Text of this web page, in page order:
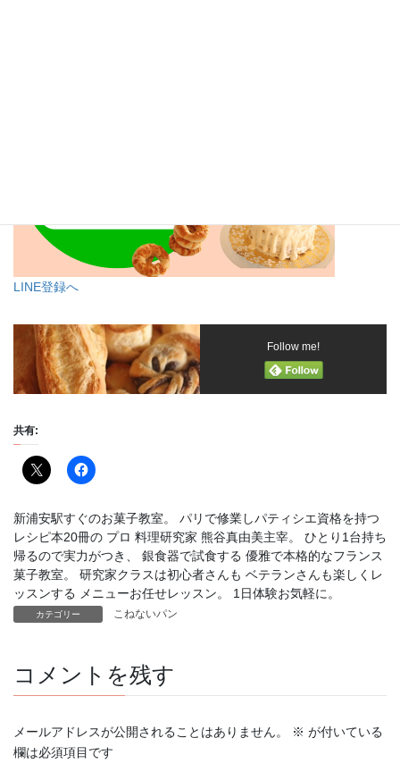
LINE登録へ
Follow me!
共有:
新浦安駅すぐのお菓子教室。 パリで修業しパティシエ資格を持つ
レシピ本20冊の プロ 料理研究家 熊谷真由美主宰。 ひとり1台持ち
帰るので実力がつき、 銀食器で試食する 優雅で本格的なフランス
菓子教室。 研究家クラスは初心者さんも ベテランさんも楽しくレ
ッスンする メニューお任せレッスン。 1日体験お気軽に。
カテゴリー こねないパン
コメントを残す
メールアドレスが公開されることはありません。 ※ が付いている
欄は必須項目です